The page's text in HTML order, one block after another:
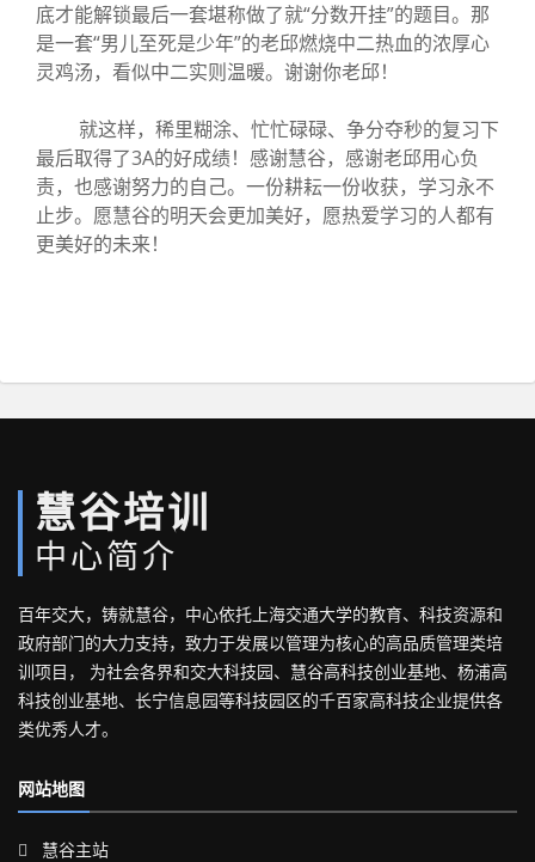
底才能解锁最后一套堪称做了就“分数开挂”的题目。那
是一套“男儿至死是少年”的老邱燃烧中二热血的浓厚心
灵鸡汤，看似中二实则温暖。谢谢你老邱！
就这样，稀里糊涂、忙忙碌碌、争分夺秒的复习下
最后取得了3A的好成绩！感谢慧谷，感谢老邱用心负
责，也感谢努力的自己。一份耕耘一份收获，学习永不
止步。愿慧谷的明天会更加美好，愿热爱学习的人都有
更美好的未来！
慧谷培训
中心简介
百年交大，铸就慧谷，中心依托上海交通大学的教育、科技资源和
政府部门的大力支持，致力于发展以管理为核心的高品质管理类培
训项目， 为社会各界和交大科技园、慧谷高科技创业基地、杨浦高
科技创业基地、长宁信息园等科技园区的千百家高科技企业提供各
类优秀人才。
网站地图
慧谷主站